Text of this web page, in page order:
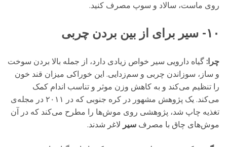
روی ماست، سالاد و سوپ مصرف کنید.
۱۰- سیر برای از بین بردن چربی
چرا: گیاه دارویی سیر خواص زیادی دارد، از جمله بالا بردن سوخت
و ساز، سوزاندن چربی و سم‌زدایی. این خوراکی میزان قند خون
را تنظیم می‌کند و به کاهش وزن موثر و تناسب اندام کمک
می‌کند. یک پژوهش مشهور در کره جنوبی که در ۲۰۱۱ در مجله‌ی
تغذیه چاپ شد، پژوهشی روی موش‌ها را مطرح می‌کند که در آن
موش‌های چاق با مصرف سیر لاغر شدند.